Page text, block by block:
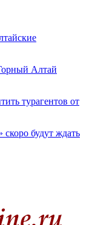
Алтай
турагентов от
будут ждать